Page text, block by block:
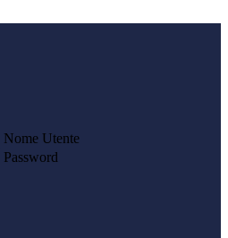
Nome Utente
Password